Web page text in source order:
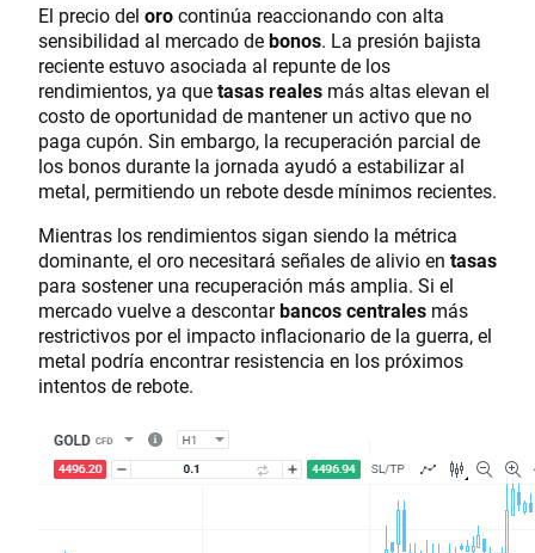
El precio del orocontinúa reaccionando con alta
sensibilidad al mercado debonos. La presión bajista
reciente estuvo asociada al repunte de los
rendimientos, ya quetasas reales más altas elevan el
costo de oportunidad de mantener un activo que no
paga cupón. Sin embargo, la recuperación parcial de
los bonos durante la jornada ayudó a estabilizar al
metal, permitiendo un rebote desde mínimos recientes.
Mientras los rendimientos sigan siendo la métrica
dominante, el oro necesitará señales de alivio en tasas
para sostener una recuperación más amplia. Si el
mercado vuelve a descontarbancos centrales más
restrictivos por el impacto inflacionario de la guerra, el
metal podría encontrar resistencia en los próximos
intentos de rebote.